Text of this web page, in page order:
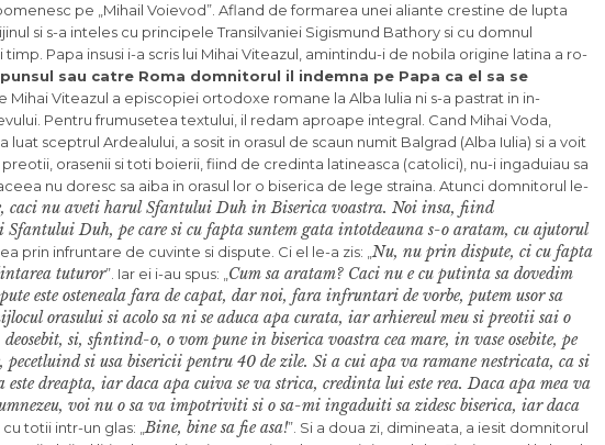
pe „Mihail Voievod”. Afland de formarea unei aliante cres­tine de lupta
si s-a inteles cu principele Transilvaniei Sigismund Bathory si cu domnul
Papa insusi i-a scris lui Mihai Viteazul, amintindu-i de nobila origine latina a ro­
sau catre Roma domnitorul il indem­na pe Papa ca el sa se
Mihai Viteazul a episcopiei ortodoxe roma­ne la Alba Iulia ni s-a pastrat in in­
Pentru frumusetea tex­tului, il redam aproape integral. Cand Mihai Voda,
sceptrul Ardealului, a sosit in orasul de scaun numit Balgrad (Alba Iulia) si a voit
orasenii si toti boierii, fiind de credinta latineasca (catolici), nu-i ingaduiau sa
nu doresc sa aiba in orasul lor o biserica de lege straina. Atunci domnitorul le-
caci nu aveti harul Sfantului Duh in Biserica voastra. Noi insa, fiind
Duh, pe care si cu fapta suntem gata intotdeauna s-o aratam, cu ajutorul
prin in­fruntare de cuvinte si dispute. Ci el le-a zis: „ Nu, nu prin dispute, ci cu fapta
tuturor”. Iar ei i-au spus: „ Cum sa ara­tam? Caci nu e cu putinta sa dovedim
este osteneala fara de capat, dar noi, fara infruntari de vorbe, putem usor sa
orasului si acolo sa ni se aduca apa curata, iar arhiereul meu si pre­otii sai o
si, sfintind-o, o vom pune in biserica voastra cea mare, in vase osebite, pe
pecetluind si usa bisericii pentru 40 de zile. Si a cui apa va ramane nestricata, ca si
dreapta, iar daca apa cuiva se va strica, cre­dinta lui este rea. Daca apa mea va
voi nu o sa va impotriviti si o sa-mi ingaduiti sa zidesc biserica, iar daca
totii intr-un glas: „ Bine, bine sa fie asa!”. Si a doua zi, dimineata, a iesit domnitorul